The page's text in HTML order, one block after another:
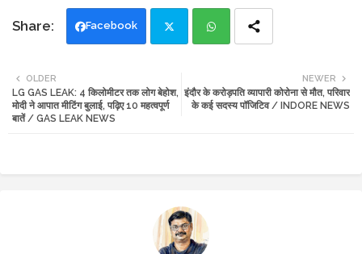
Facebook
tte ats
NEWER
इंदौर के करोड़पति व्यापारी कोरोना से मौत, परिवार
के कई सदस्य पॉजिटिव / INDORE NEWS
OLDER
LG GAS LEAK: 4 किलोमीटर तक लोग बेहोश,
मोदी ने आपात मीटिंग बुलाई, पढ़िए 10 महत्वपूर्ण
बातें / GAS LEAK NEWS